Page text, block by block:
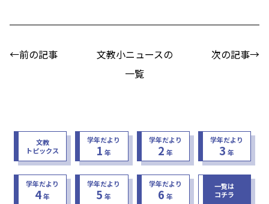
←前の記事
文教小ニュースの
一覧
次の記事→
文教
トピックス
学年だより
1 年
学年だより
2 年
学年だより
3 年
学年だより
4年
学年だより
5 年
学年だより
6 年
一覧は
コチラ